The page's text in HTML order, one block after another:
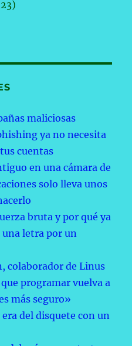
maliciosas
ya no necesita
cuentas
en una cámara de
solo lleva unos
bruta y por qué ya
una letra por un
colaborador de Linus
programar vuelva a
más seguro»
del disquete con un